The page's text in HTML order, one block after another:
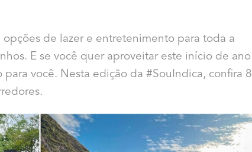
de lazer e entretenimento para toda a
E se você quer aproveitar este início de ano
para você. Nesta edição da #SouIndica, confira 8